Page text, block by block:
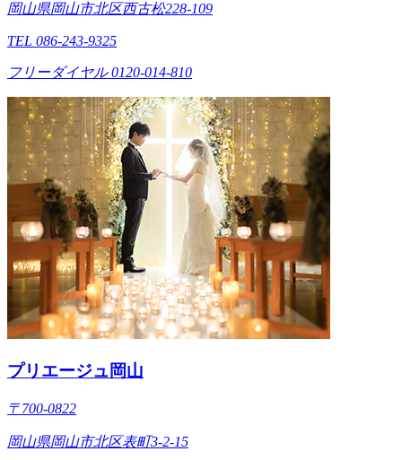
岡山県岡山市北区西古松228-109
TEL 086-243-9325
フリーダイヤル 0120-014-810
プリエージュ岡山
〒700-0822
岡山県岡山市北区表町3-2-15